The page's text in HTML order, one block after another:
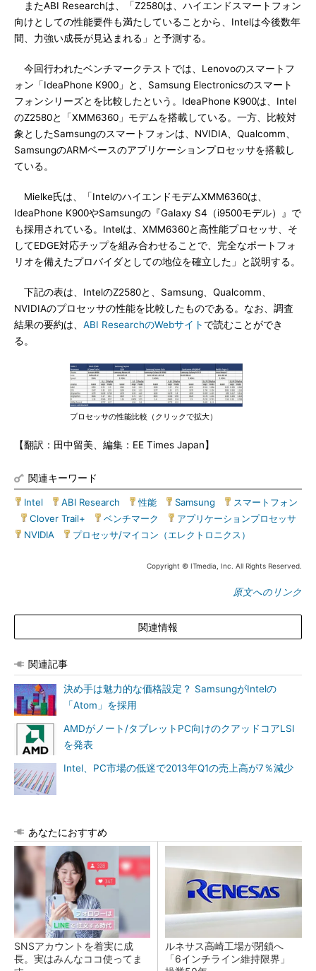
またABI Researchは、「Z2580は、ハイエンドスマートフォン
向けとしての性能要件も満たしていることから、Intelは今後数年
間、力強い成長が見込まれる」と予測する。
今回行われたベンチマークテストでは、Lenovoのスマートフ
ォン「IdeaPhone K900」と、Samsung Electronicsのスマート
フォンシリーズとを比較したという。IdeaPhone K900は、Intel
のZ2580と「XMM6360」モデムを搭載している。一方、比較対
象としたSamsungのスマートフォンは、NVIDIA、Qualcomm、
SamsungのARMベースのアプリケーションプロセッサを搭載し
ている。
Mielke氏は、「IntelのハイエンドモデムXMM6360は、
IdeaPhone K900やSamsungの『Galaxy S4（i9500モデル）』で
も採用されている。Intelは、XMM6360と高性能プロセッサ、そ
してEDGE対応チップを組み合わせることで、完全なポートフォ
リオを備えたプロバイダとしての地位を確立した」と説明する。
下記の表は、IntelのZ2580と、Samsung、Qualcomm、
NVIDIAのプロセッサの性能を比較したものである。なお、調査
結果の要約は、 ABI ResearchのWebサイト で読むことができ
る。
プロセッサの性能比較（クリックで拡大）
【翻訳：田中留美、編集：EE Times Japan】
関連キーワード
Intel ABI Research 性能 Samsung
スマートフォン
Clover Trail+ ベンチマーク アプリケーションプロセッサ
NVIDIA
プロセッサ/マイコン（エレクトロニクス）
Copyright © ITmedia, Inc. All Rights Reserved.
原文へのリンク
関連情報
関連記事
決め手は魅力的な価格設定？ SamsungがIntelの
「Atom」を採用
AMDがノート/タブレットPC向けのクアッドコアLSI
を発表
Intel、PC市場の低迷で2013年Q1の売上高が7％減少
あなたにおすすめ
SNSアカウントを着実に成
長。実はみんなココ使ってま
ルネサス高崎工場が閉鎖へ
「6インチライン維持限界」